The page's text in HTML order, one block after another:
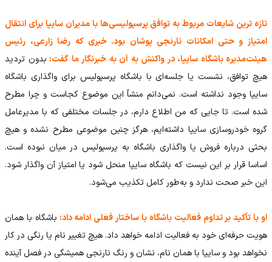
تازه ترین شایعات مربوط به توافق پرسپولیسی‌ها با مدیران سایپا برای انتقال
امتیاز و حتی امکانات نارنجی پوشان بود. خبری که رضا زارعی، رئیس
هیئت‌مدیره باشگاه سایپا، در واکنش به آن به خبرنگار ما گفت: بدون تردید
هیچ توافق، نشست یا جلسه‌ای با باشگاه پرسپولیس برای واگذاری باشگاه
سایپا وجود نداشته است. نمی‌دانم منشأ این موضوع کجاست و چرا مطرح
شده است. تا جایی که من اطلاع دارم، در جلسات مختلفی که با مدیرعامل
گروه خودروسازی سایپا داشته‌ایم، هرگز چنین موضوعی مطرح نشده و هیچ
بحثی درباره فروش یا واگذاری باشگاه به پرسپولیس در میان نبوده است.
اساسا قرار بر این نیست که باشگاه سایپا منحل شود یا امتیاز آن واگذار شود.
این خبر صحت ندارد و به‌طور کامل تکذیب می‌شود.
او با تأکید بر تداوم فعالیت باشگاه با ساختار فعلی ادامه داد: باشگاه با همان
هویت حرفه‌ای خود به فعالیت ادامه خواهد داد. هیچ تغییر نام یا رنگی در کار
نخواهد بود و سایپا با همان نام، نشان و رنگ نارنجی همیشگی در فصل آینده